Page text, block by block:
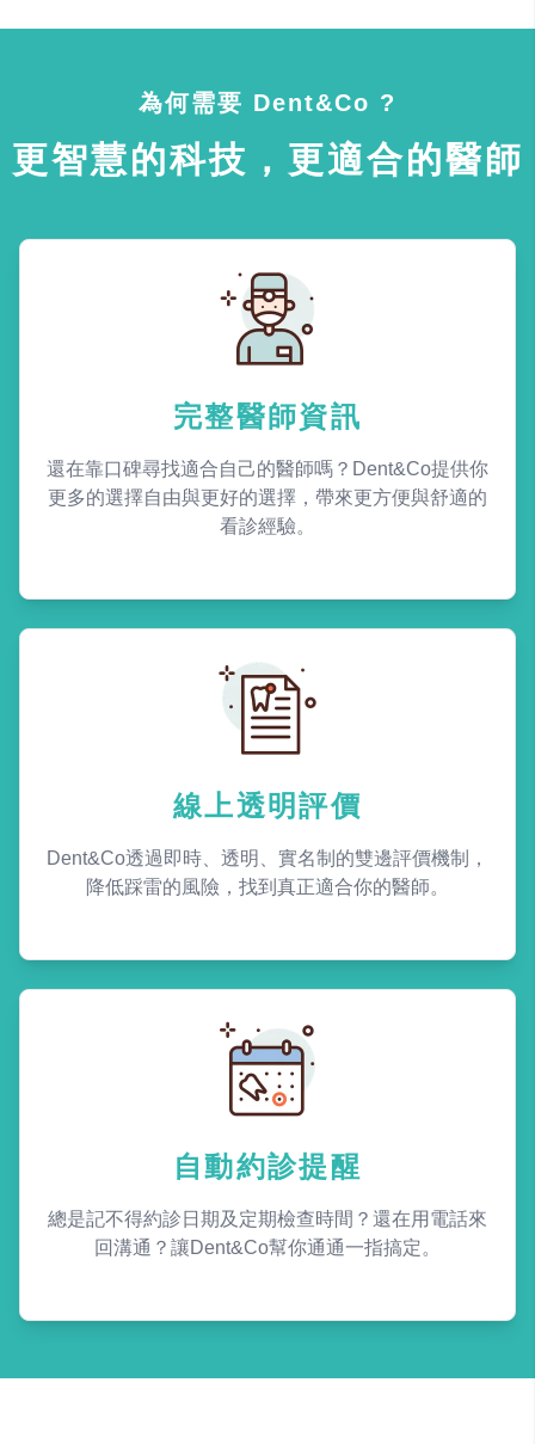
為何需要 Dent&Co ?
更智慧的科技，更適合的醫師
完整醫師資訊
還在靠口碑尋找適合自己的醫師嗎？Dent&Co提供你
更多的選擇自由與更好的選擇，帶來更方便與舒適的
看診經驗。
線上透明評價
Dent&Co透過即時、透明、實名制的雙邊評價機制，
降低踩雷的風險，找到真正適合你的醫師。
自動約診提醒
總是記不得約診日期及定期檢查時間？還在用電話來
回溝通？讓Dent&Co幫你通通一指搞定。